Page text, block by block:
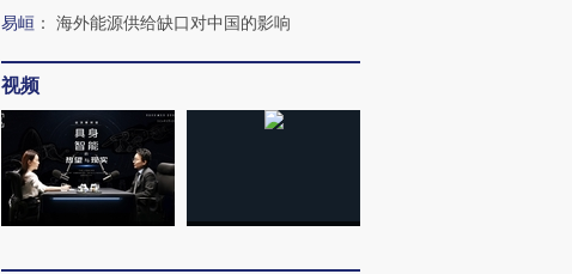
易峘 ： 海外能源供给缺口对中国的影响
视频